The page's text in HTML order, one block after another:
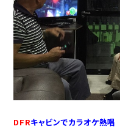
DFRキャビンでカラオケ熱唱